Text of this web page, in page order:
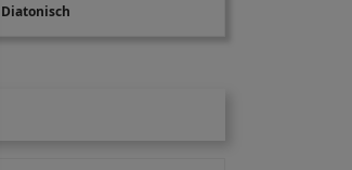
Diatonisch